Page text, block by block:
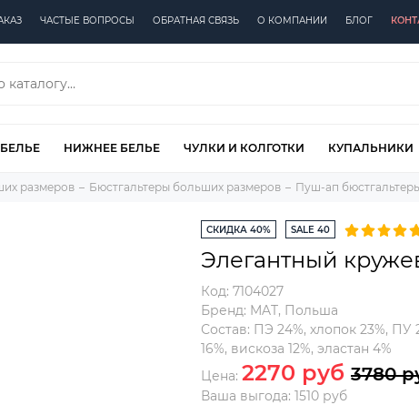
ЧАСТЫЕ ВОПРОСЫ ОБРАТНАЯ СВЯЗЬ О КОМПАНИИ БЛОГ
НИЖНЕЕ БЕЛЬЕ ЧУЛКИ И КОЛГОТКИ КУПАЛЬНИКИ
размеров Бюстгальтеры больших размеров Пуш-ап
СКИДКА 40% SALE 40
Элегантный
Код: 7104027
Бренд: MAT, Польша
Состав: ПЭ 24%, хлопок 23%, ПУ
16%, вискоза 12%, эластан 4%
Цена: 2270 руб 3780
Ваша выгода: 1510 руб